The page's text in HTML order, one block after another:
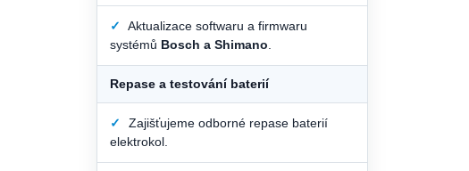
✓
Aktualizace softwaru a firmwaru
systémů Bosch a Shimano
Repase a testování baterií
✓
Zajišťujeme odborné repase baterií
elektrokol.